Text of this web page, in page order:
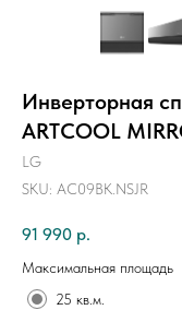
Инверторная
ARTCOOL
LG
SKU: AC09BK.NSJR
91 990 р.
Максимальная площадь
25 кв.м.